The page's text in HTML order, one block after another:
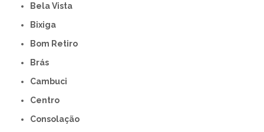
Bela Vista
Bixiga
Bom Retiro
Brás
Cambuci
Centro
Consolação